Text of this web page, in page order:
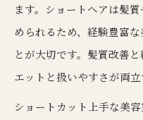
ます。ショートヘアは髪
められるため、経験豊富
とが大切です。髪質改善
エットと扱いやすさが両立
ショートカット上手な美